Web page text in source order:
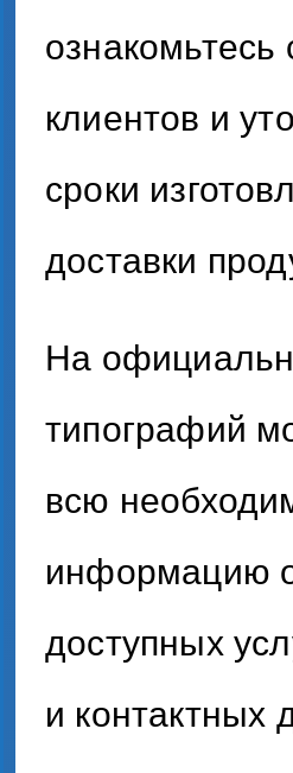
ознакомьтесь
клиентов и
сроки
доставки
На
типографий
всю
информацию
доступных
и контактных